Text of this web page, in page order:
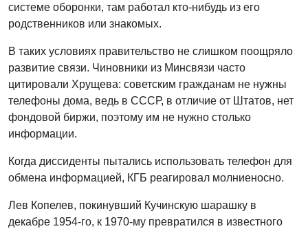
системе оборонки, там работал кто-нибудь из его
родственников или знакомых.
В таких условиях правительство не слишком поощряло
развитие связи. Чиновники из Минсвязи часто
цитировали Хрущева: советским гражданам не нужны
телефоны дома, ведь в СССР, в отличие от Штатов, нет
фондовой биржи, поэтому им не нужно столько
информации.
Когда диссиденты пытались использовать телефон для
обмена информацией, КГБ реагировал молниеносно.
Лев Копелев, покинувший Кучинскую шарашку в
декабре 1954-го, к 1970-му превратился в известного